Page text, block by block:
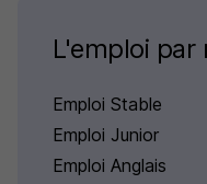
L'emploi par
Emploi Stable
Emploi Junior
Emploi Anglais